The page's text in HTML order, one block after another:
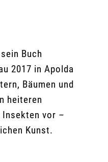
Buch
2017 in Apolda
Bäumen und
heiteren
Insekten vor –
Kunst.